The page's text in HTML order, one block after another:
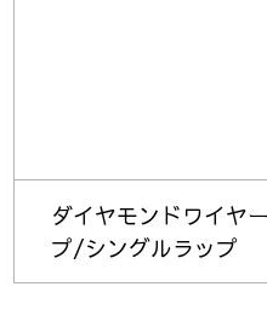
ダイヤモンドワイヤ
プ/シングルラップ